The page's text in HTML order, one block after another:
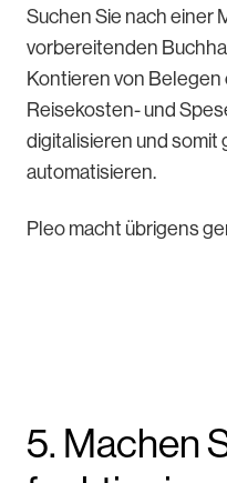
Suchen Sie nach einer
vorbereitenden
Kontieren von
Reisekosten- und
digitalisieren und somit
automatisieren.
Pleo macht übrigens
5. Machen